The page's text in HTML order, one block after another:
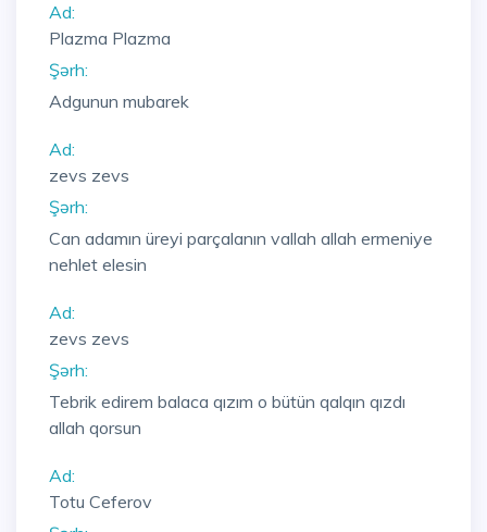
Ad:
Plazma Plazma
Şərh:
Adgunun mubarek
Ad:
zevs zevs
Şərh:
Can adamın üreyi parçalanın vallah allah ermeniye
nehlet elesin
Ad:
zevs zevs
Şərh:
Tebrik edirem balaca qızım o bütün qalqın qızdı
allah qorsun
Ad:
Totu Ceferov